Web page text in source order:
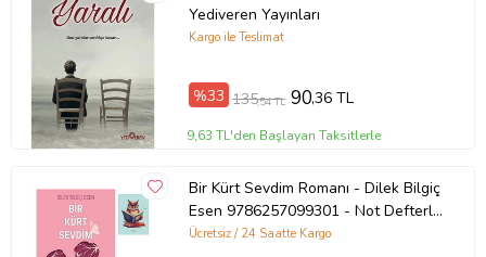
Yazar: Sabahattin Ali
Basım Yılı: 2021
Kapak Türü: Karton Kapak
Kağıt Cinsi: 2. Hamur
Yediveren Yayınları
Kargo ile Teslimat
%33 135,54 TL 90,36 TL
9,63 TL'den Başlayan Taksitlerle
Bir Kürt Sevdim Romanı - Dilek Bilgiç
Esen 9786257099301 - Not Defterli
Seti (Renksiz)
Ücretsiz / 24 Saatte Kargo